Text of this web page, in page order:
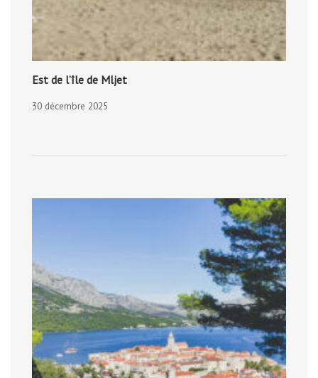
Est de l’île de Mljet
30 décembre 2025